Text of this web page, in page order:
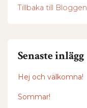
Tillbaka till Bloggen
Senaste inlägg
Hej och välkomna!
Sommar!